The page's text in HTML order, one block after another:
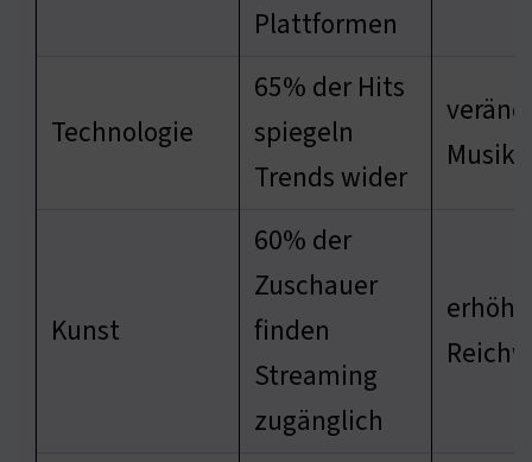
Plattformen
Technologie
65% der Hits
spiegeln
Trends wider
Kunst
60% der
Zuschauer
finden
Streaming
zugänglich